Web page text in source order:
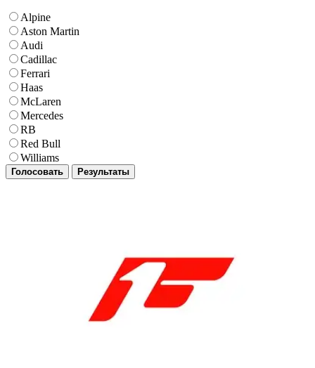
Alpine
Aston Martin
Audi
Cadillac
Ferrari
Haas
McLaren
Mercedes
RB
Red Bull
Williams
Голосовать Результаты